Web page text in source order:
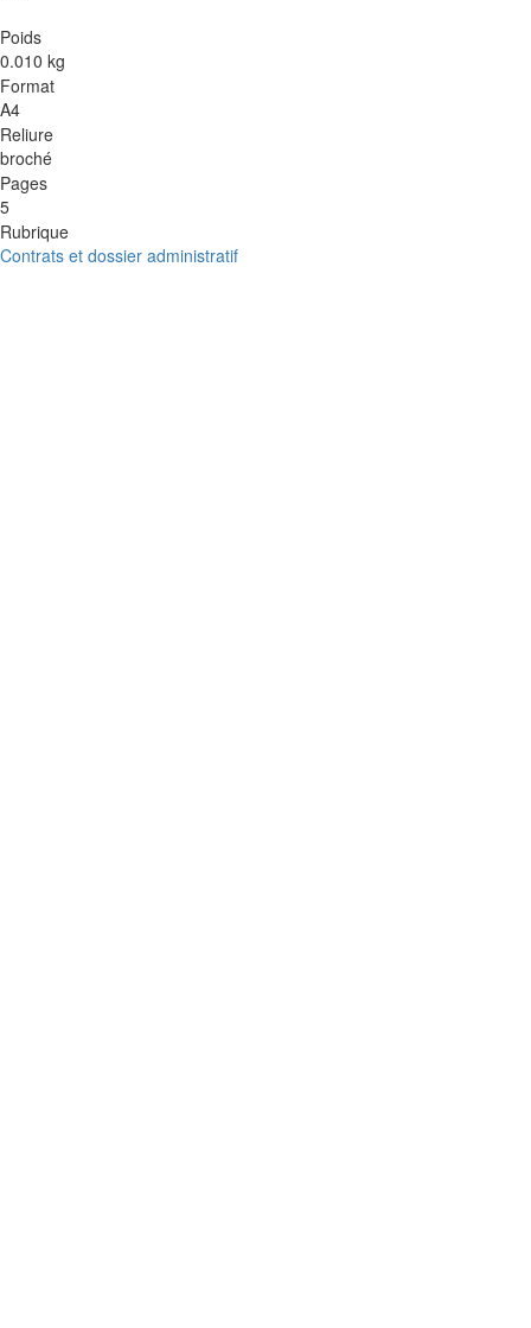
Poids
0.010 kg
Format
A4
Reliure
broché
Pages
5
Rubrique
Contrats et dossier administratif